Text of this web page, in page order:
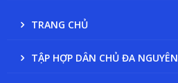
TRANG CHỦ
TẬP HỢP DÂN CHỦ ĐA NGUYÊN